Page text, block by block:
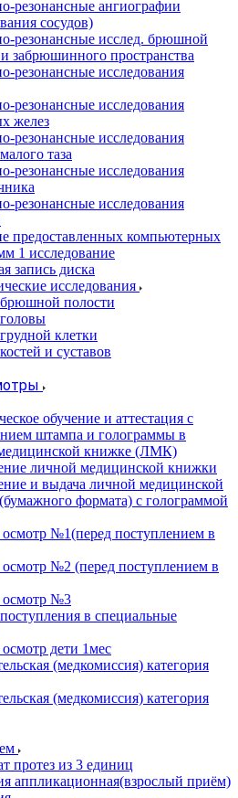
резонансные ангиографии
сосудов)
резонансные исслед. брюшной
забрюшинного пространства
резонансные исследования
резонансные исследования
желез
резонансные исследования
таза
резонансные исследования
резонансные исследования
предоставленных компьютерных
1 исследование
запись диска
исследования
полости
клетки
и суставов
обучение и аттестация с
штампа и голограммы в
книжке (ЛМК)
личной медицинской книжки
и выдача личной медицинской
формата) с голограммой
№1(перед поступлением в
№2 (перед поступлением в
№3
в специальные
дети 1мес
(медкомиссия) категория
(медкомиссия) категория
протез из 3 единиц
аппликационная(взрослый приём)